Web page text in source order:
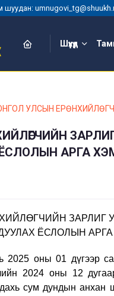
Шүүхүүд
УЛСЫН
АРГА
ЗАРЛИГ
ЁСЛОЛЫН
2025 оны 01 дүгээр
2024 оны 12
сум дундын